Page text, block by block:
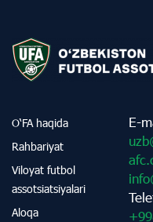
O‘FA haqida
Rahbariyat
Viloyat futbol
assotsiatsiyalari
Aloqa
E-